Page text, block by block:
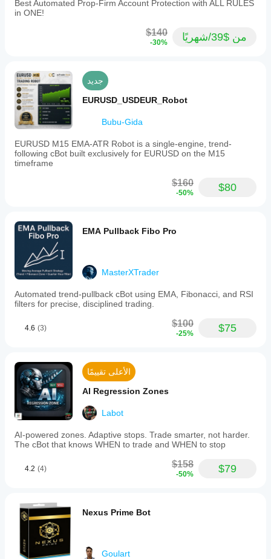
Best Automated Prop-Firm Account Protection with ALL RULES
in ONE!
$140
-30% من $39/شهريًا
جديد
EURUSD_USDEUR_Robot
Bubu-Gida
EURUSD M15 EMA-ATR Robot is a single-engine, trend-
following cBot built exclusively for EURUSD on the M15
timeframe
$160
-50% $80
EMA Pullback Fibo Pro
MasterXTrader
Automated trend-pullback cBot using EMA, Fibonacci, and RSI
filters for precise, disciplined trading.
4.6 (3) $100
-25% $75
الأعلى تقييمًا
AI Regression Zones
Labot
AI-powered zones. Adaptive stops. Trade smarter, not harder.
The cBot that knows WHEN to trade and WHEN to stop
4.2 (4) $158
-50% $79
Nexus Prime Bot
Goulart